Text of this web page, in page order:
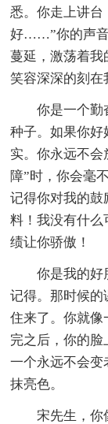
悉。你走上讲台
好……”你的声音
蔓延，激荡着我
笑容深深的刻在
你是一个勤
种子。如果你好
实。你永远不会
障”时，你会毫
记得你对我的
料！我没有什
绩让你骄傲！
你是我的好
记得。那时候的
住来了。你就
完之后，你的
一个永远不会变
抹亮色。
宋先生，你